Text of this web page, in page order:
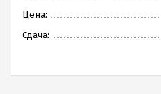
Цена:
Сдача: